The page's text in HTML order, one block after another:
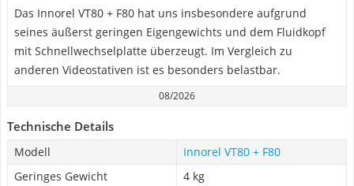
Das Innorel VT80 + F80 hat uns insbesondere aufgrund
seines äußerst geringen Eigengewichts und dem Fluidkopf
mit Schnellwechselplatte überzeugt. Im Vergleich zu
anderen Videostativen ist es besonders belastbar.
08/2026
Technische Details
Modell
Innorel VT80 + F80
Geringes Gewicht
4 kg